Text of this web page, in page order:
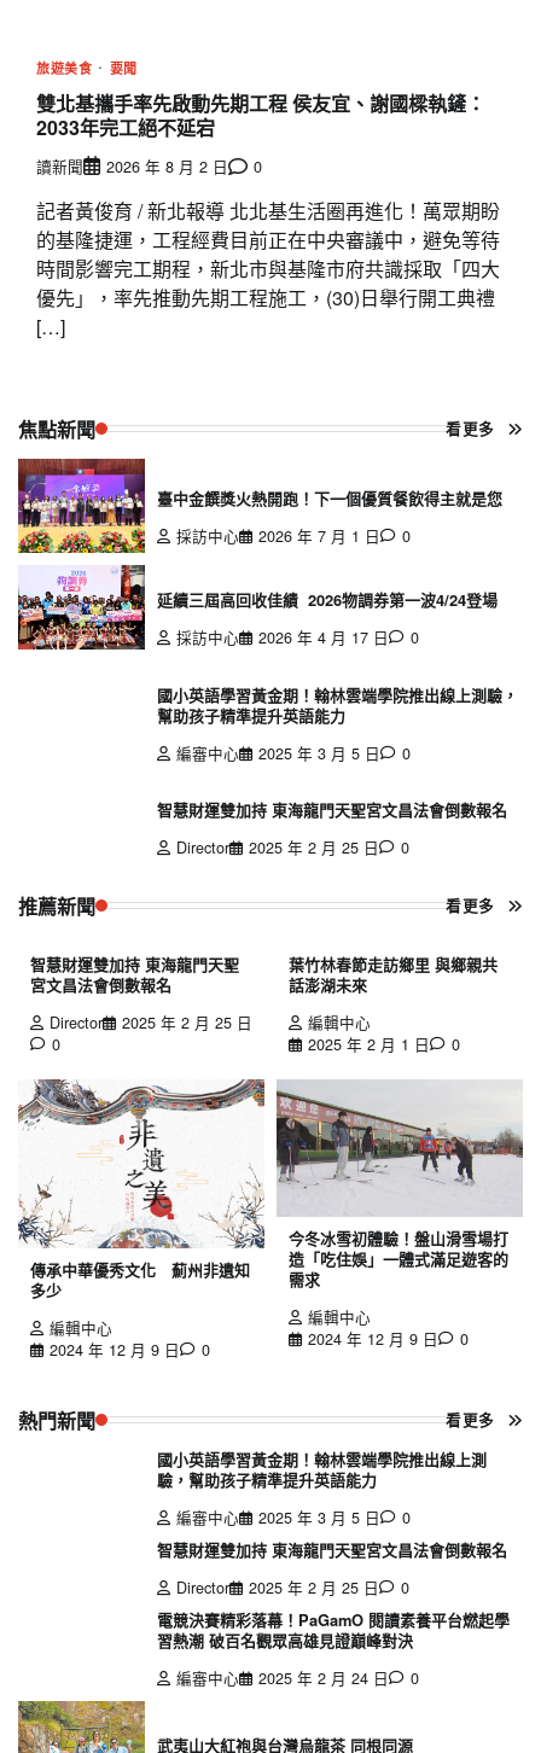
旅遊美食 要聞
雙北基攜手率先啟動先期工程 侯友宜、謝國樑執鏟：
2033年完工絕不延宕
讀新聞 2026 年 8 月 2 日 0
記者黃俊育 / 新北報導 北北基生活圈再進化！萬眾期盼
的基隆捷運，工程經費目前正在中央審議中，避免等待
時間影響完工期程，新北市與基隆市府共識採取「四大
優先」，率先推動先期工程施工，(30)日舉行開工典禮
[…]
焦點新聞 看更多
臺中金饌獎火熱開跑！下一個優質餐飲得主就是您
採訪中心
2026 年 7 月 1 日 0
延續三屆高回收佳績 2026物調券第一波4/24登場
採訪中心
2026 年 4 月 17 日 0
國小英語學習黃金期！翰林雲端學院推出線上測驗，
幫助孩子精準提升英語能力
編審中心
2025 年 3 月 5 日 0
智慧財運雙加持 東海龍門天聖宮文昌法會倒數報名
Director
2025 年 2 月 25 日 0
推薦新聞 看更多
智慧財運雙加持 東海龍門天聖
宮文昌法會倒數報名
Director
2025 年 2 月 25 日
0
葉竹林春節走訪鄉里 與鄉親共
話澎湖未來
編輯中心
2025 年 2 月 1 日
0
傳承中華優秀文化 薊州非遺知
多少
編輯中心
2024 年 12 月 9 日
0
今冬冰雪初體驗！盤山滑雪場打
造「吃住娛」一體式滿足遊客的
需求
編輯中心
2024 年 12 月 9 日
0
熱門新聞 看更多
國小英語學習黃金期！翰林雲端學院推出線上測
驗，幫助孩子精準提升英語能力
編審中心
2025 年 3 月 5 日
0
智慧財運雙加持 東海龍門天聖宮文昌法會倒數報名
Director
2025 年 2 月 25 日
0
電競決賽精彩落幕！PaGamO 閱讀素養平台燃起學
習熱潮 破百名觀眾高雄見證巔峰對決
編審中心
2025 年 2 月 24 日 0
武夷山大紅袍與台灣烏龍茶 同根同源